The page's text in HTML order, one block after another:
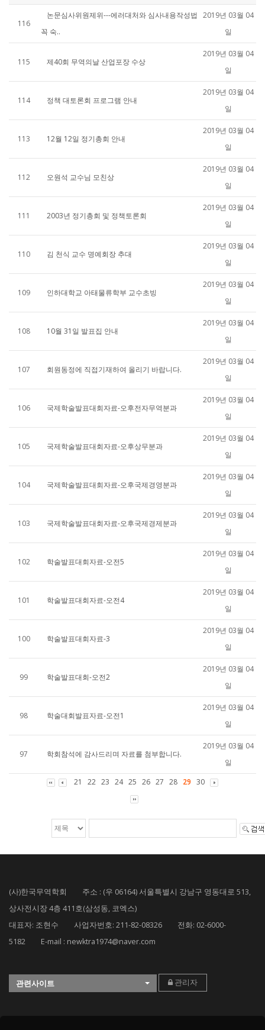
116
논문심사위원제위---에러대처와 심사내용작성법
꼭 숙..
2019년 03월 04
일
115 제40회 무역의날 산업포장 수상
2019년 03월 04
일
114 정책 대토론회 프로그램 안내
2019년 03월 04
일
113 12월 12일 정기총회 안내
2019년 03월 04
일
112 오원석 교수님 모친상
2019년 03월 04
일
111 2003년 정기총회 및 정책토론회
2019년 03월 04
일
110 김 천식 교수 명예회장 추대
2019년 03월 04
일
109 인하대학교 아태물류학부 교수초빙
2019년 03월 04
일
108 10월 31일 발표집 안내
2019년 03월 04
일
107 회원동정에 직접기재하여 올리기 바랍니다.
2019년 03월 04
일
106 국제학술발표대회자료-오후전자무역분과
2019년 03월 04
일
105 국제학술발표대회자료-오후상무분과
2019년 03월 04
일
104 국제학술발표대회자료-오후국제경영분과
2019년 03월 04
일
103 국제학술발표대회자료-오후국제경제분과
2019년 03월 04
일
102 학술발표대회자료-오전5
2019년 03월 04
일
101 학술발표대회자료-오전4
2019년 03월 04
일
100 학술발표대회자료-3
2019년 03월 04
일
99 학술발표대회-오전2
2019년 03월 04
일
98 학술대회발표자료-오전1
2019년 03월 04
일
97 학회참석에 감사드리며 자료를 첨부합니다.
2019년 03월 04
일
21
22 23 24 25 26 27 28 29 30
(사)한국무역학회 주소 : (우 06164) 서울특별시 강남구 영동대로 513,
상사전시장 4층 411호(삼성동, 코엑스)
대표자: 조현수 사업자번호: 211-82-08326 전화: 02-6000-
5182 E-mail : newktra1974@naver.com
관련사이트 관리자